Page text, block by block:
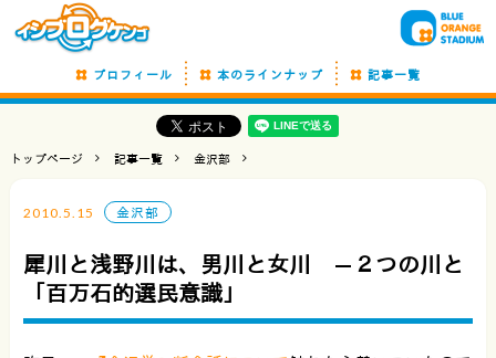
プロフィール 本のラインナップ 記事一覧
トップページ 記事一覧 金沢部
2010.5.15 金沢部
犀川と浅野川は、男川と女川 —２つの川と
「百万石的選民意識」